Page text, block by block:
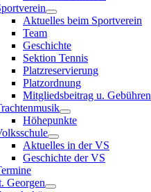
Aktuelles beim Sportverein
Team
Geschichte
Sektion Tennis
Platzreservierung
Platzordnung
Mitgliedsbeitrag u. Gebühren
Höhepunkte
Aktuelles in der VS
Geschichte der VS
Georgen